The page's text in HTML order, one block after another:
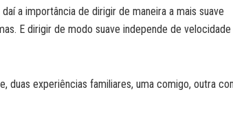
a importância de dirigir de maneira a mais suave
E dirigir de modo suave independe de velocidade
duas experiências familiares, uma comigo, outra